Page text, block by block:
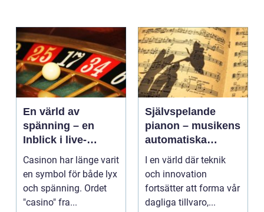
En värld av
spänning – en
Inblick i live-
casino
Casinon har länge varit
en symbol för både lyx
och spänning. Ordet
"casino" fra...
Självspelande
pianon – musikens
automatiska
framtid
I en värld där teknik
och innovation
fortsätter att forma vår
dagliga tillvaro,...